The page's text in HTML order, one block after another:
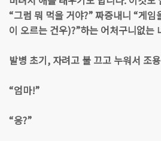
“그럼 뭐 먹을 거야?” 짜증내니 “게
이 오르는 건우)?”하는 어처구니없는
발병 초기, 자려고 불 끄고 누워서 조
“엄마!”
“응?”